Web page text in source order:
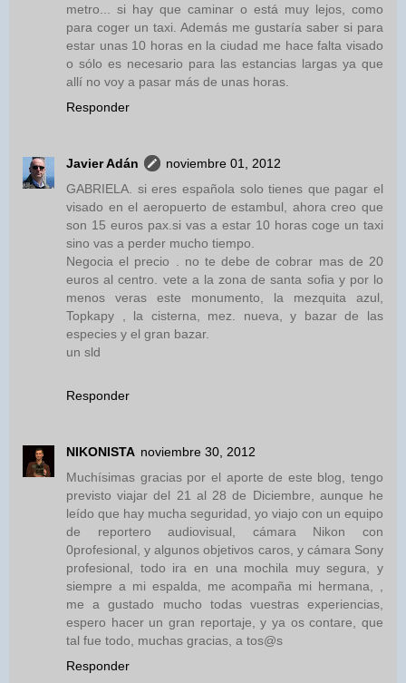
metro... si hay que caminar o está muy lejos, como
para coger un taxi. Además me gustaría saber si para
estar unas 10 horas en la ciudad me hace falta visado
o sólo es necesario para las estancias largas ya que
allí no voy a pasar más de unas horas.
Responder
Javier Adán
noviembre 01, 2012
GABRIELA. si eres española solo tienes que pagar el
visado en el aeropuerto de estambul, ahora creo que
son 15 euros pax.si vas a estar 10 horas coge un taxi
sino vas a perder mucho tiempo.
Negocia el precio . no te debe de cobrar mas de 20
euros al centro. vete a la zona de santa sofia y por lo
menos veras este monumento, la mezquita azul,
Topkapy , la cisterna, mez. nueva, y bazar de las
especies y el gran bazar.
un sld
Responder
NIKONISTA noviembre 30, 2012
Muchísimas gracias por el aporte de este blog, tengo
previsto viajar del 21 al 28 de Diciembre, aunque he
leído que hay mucha seguridad, yo viajo con un equipo
de reportero audiovisual, cámara Nikon con
0profesional, y algunos objetivos caros, y cámara Sony
profesional, todo ira en una mochila muy segura, y
siempre a mi espalda, me acompaña mi hermana, ,
me a gustado mucho todas vuestras experiencias,
espero hacer un gran reportaje, y ya os contare, que
tal fue todo, muchas gracias, a tos@s
Responder